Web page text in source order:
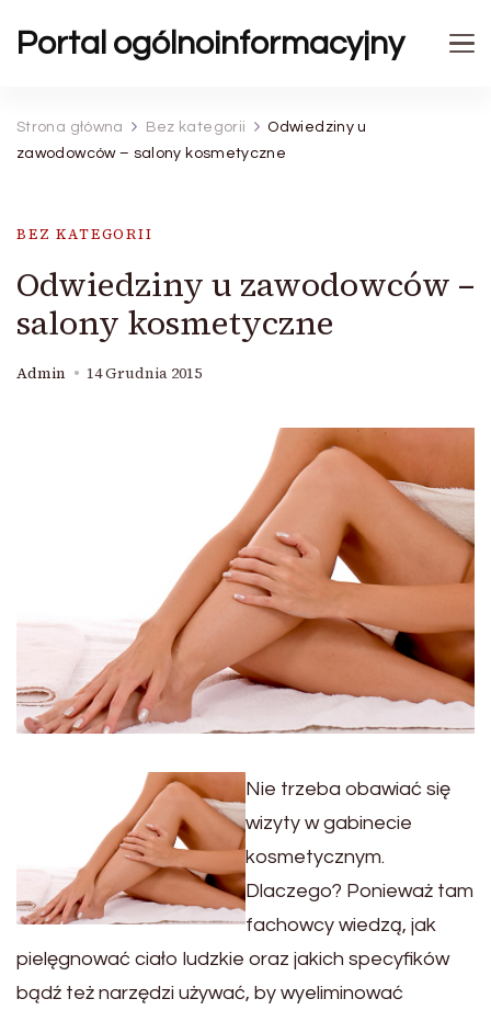
Portal ogólnoinformacyjny
Strona główna Bez kategorii
Odwiedziny u
zawodowców – salony kosmetyczne
BEZ KATEGORII
Odwiedziny u zawodowców –
salony kosmetyczne
Admin 14 Grudnia 2015
Nie trzeba obawiać się
wizyty w gabinecie
kosmetycznym.
Dlaczego? Ponieważ tam
fachowcy wiedzą, jak
pielęgnować ciało ludzkie oraz jakich specyfików
bądź też narzędzi używać, by wyeliminować